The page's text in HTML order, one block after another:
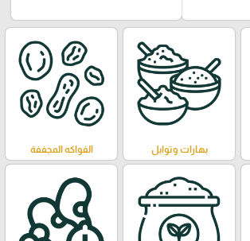
بهارات وتوابل الفواكه المجففة